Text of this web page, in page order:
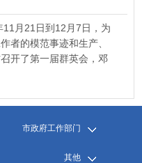
月21日到12月7日，为
者的模范事迹和生产、
开了第一届群英会，邓
市政府工作部门
其他